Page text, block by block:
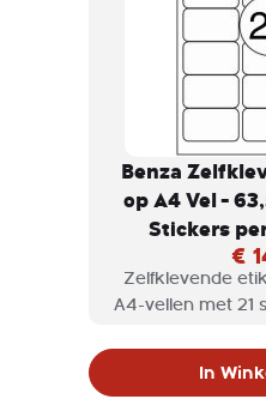
Benza
op A4 Vel -
Stickers
€
Zelfklevende
A4-vellen met 21
In